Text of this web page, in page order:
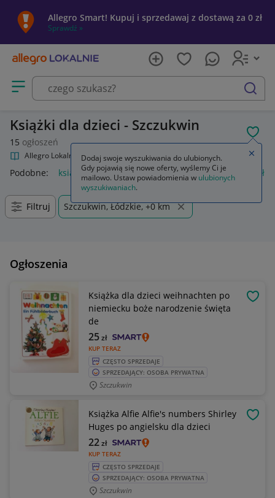
Allegro Smart! Kupuj i sprzedawaj z dostawą za 0 zł
Sprawdź »
Otwórz menu z kategoriami
szukaj
Książki dla dzieci - Szczukwin
15 ogłoszeń
Allegro Lokalnie Kultura i rozrywka Książki Książki dla dzieci
Podobne: książki dla dzieci regał na książki dla dzieci
Filtruj Szczukwin, Łódzkie, +0 km
Ogłoszenia
Książka dla dzieci weihnachten po
niemiecku boże narodzenie święta
de
KUP TERAZ
25zł
CZĘSTO SPRZEDAJE
SPRZEDAJĄCY: OSOBA PRYWATNA
Szczukwin
Książka Alfie Alfie's numbers Shirley
Huges po angielsku dla dzieci
KUP TERAZ
22zł
CZĘSTO SPRZEDAJE
SPRZEDAJĄCY: OSOBA PRYWATNA
Szczukwin
Dodaj swoje wyszukiwania do ulubionych.
Gdy pojawią się nowe oferty, wyślemy Ci je
mailowo. Ustaw powiadomienia w ulubionych
wyszukiwaniach.